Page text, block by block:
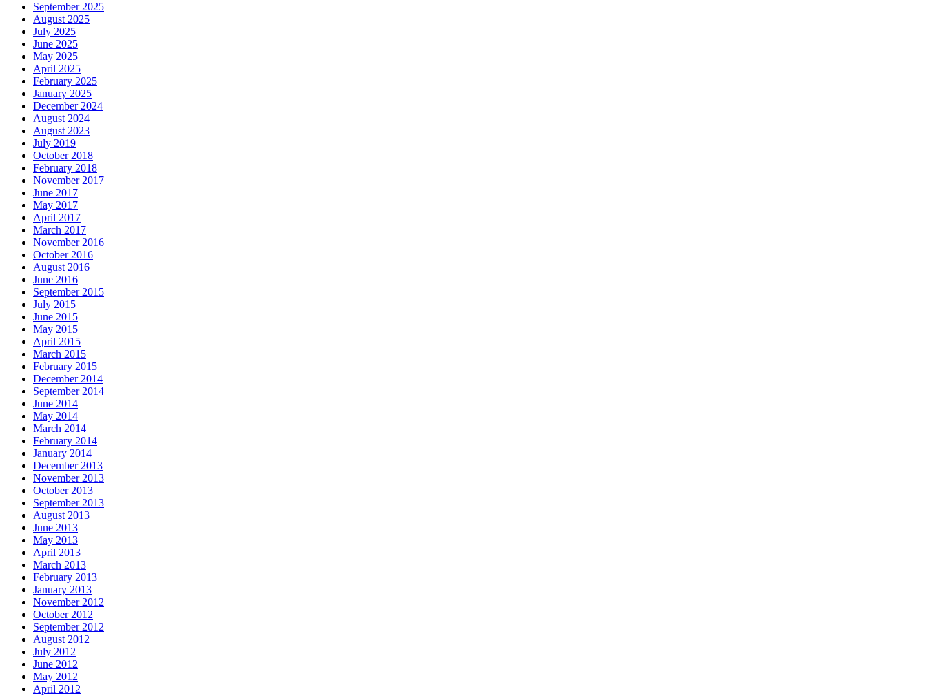
September 2025
August 2025
July 2025
June 2025
May 2025
April 2025
February 2025
January 2025
December 2024
August 2024
August 2023
July 2019
October 2018
February 2018
November 2017
June 2017
May 2017
April 2017
March 2017
November 2016
October 2016
August 2016
June 2016
September 2015
July 2015
June 2015
May 2015
April 2015
March 2015
February 2015
December 2014
September 2014
June 2014
May 2014
March 2014
February 2014
January 2014
December 2013
November 2013
October 2013
September 2013
August 2013
June 2013
May 2013
April 2013
March 2013
February 2013
January 2013
November 2012
October 2012
September 2012
August 2012
July 2012
June 2012
May 2012
April 2012